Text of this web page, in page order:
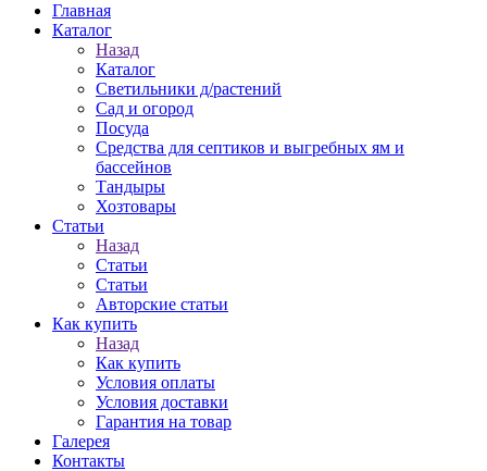
Главная
Каталог
Назад
Каталог
Светильники д/растений
Сад и огород
Посуда
Средства для септиков и выгребных ям и
бассейнов
Тандыры
Хозтовары
Статьи
Назад
Статьи
Статьи
Авторские статьи
Как купить
Назад
Как купить
Условия оплаты
Условия доставки
Гарантия на товар
Галерея
Контакты